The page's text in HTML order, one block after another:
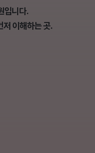
입니다.
저 이해하는 곳.